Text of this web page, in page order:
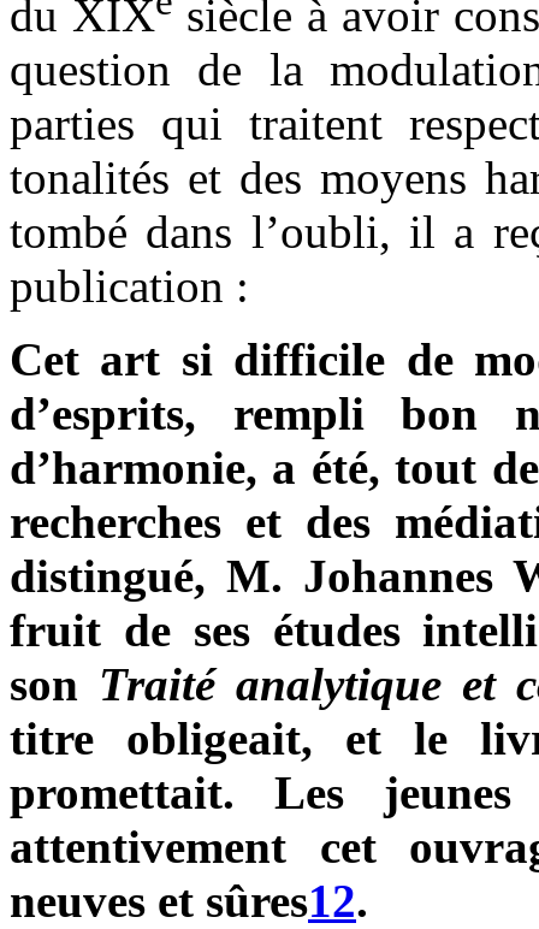
du XIX
siècle à avoir
question de la
parties qui traitent
tonalités et des moyens
tombé dans l’oubli, il a
publication :
Cet art si difficile de
d’esprits, rempli bon
d’harmonie, a été, tout
recherches et des
distingué, M. Johannes
fruit de ses études
son Traité analytique et
titre obligeait, et le
promettait. Les
attentivement cet
neuves et sûres12.